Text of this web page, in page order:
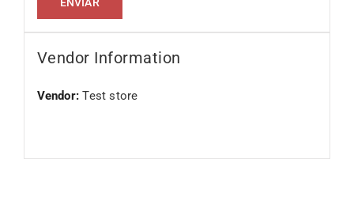
Vendor Information
Vendor:Test store